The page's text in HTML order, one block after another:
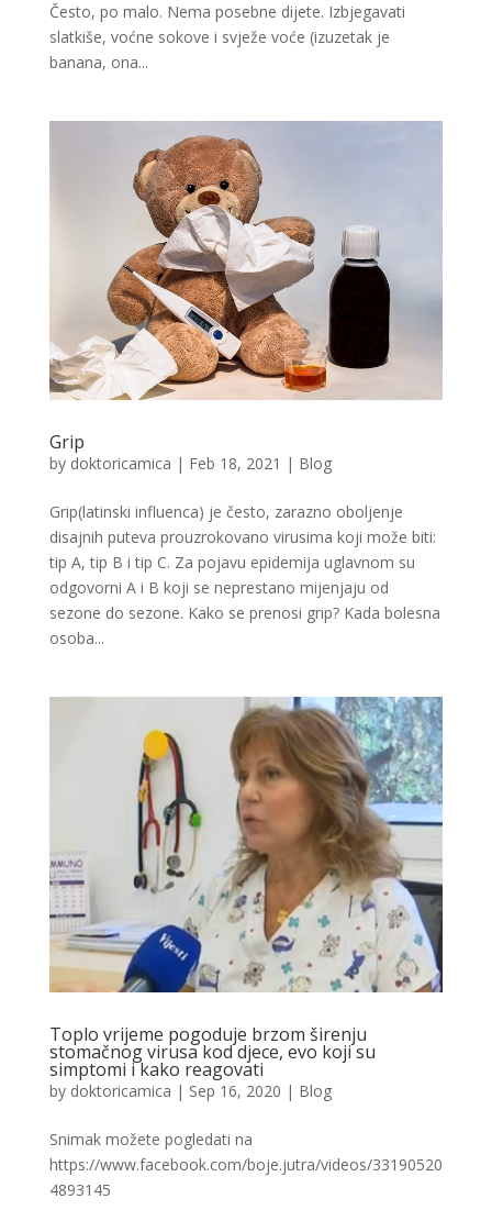
Često, po malo. Nema posebne dijete. Izbjegavati
slatkiše, voćne sokove i svježe voće (izuzetak je
banana, ona...
Grip
by doktoricamica | Feb 18, 2021 | Blog
Grip(latinski influenca) je često, zarazno oboljenje
disajnih puteva prouzrokovano virusima koji može biti:
tip A, tip B i tip C. Za pojavu epidemija uglavnom su
odgovorni A i B koji se neprestano mijenjaju od
sezone do sezone. Kako se prenosi grip? Kada bolesna
osoba...
Toplo vrijeme pogoduje brzom širenju
stomačnog virusa kod djece, evo koji su
simptomi i kako reagovati
by doktoricamica | Sep 16, 2020 | Blog
Snimak možete pogledati na
https://www.facebook.com/boje.jutra/videos/33190520
4893145